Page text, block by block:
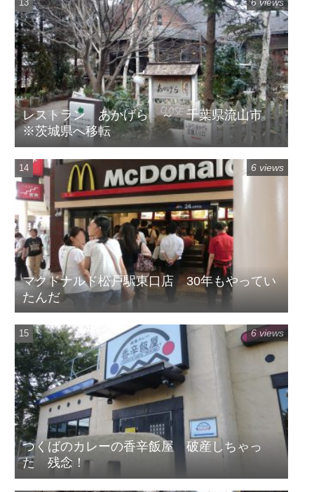
レストラン あかげら ～ 千葉県流山市
※茨城県へ移転
マクドナルド松戸駅東口店 30年もやってい
たんだ
6 views
つくばのカレーの香辛飯屋 破産しちゃっ
た 残念！
6 views